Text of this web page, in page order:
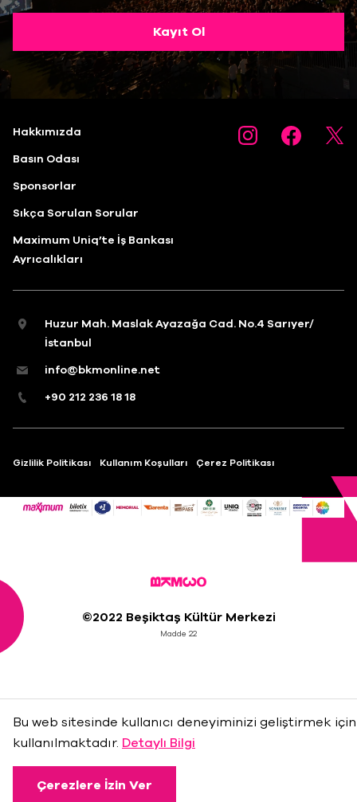
Kayıt Ol
Hakkımızda
Basın Odası
Sponsorlar
Sıkça Sorulan Sorular
Maximum Uniq’te İş Bankası
Ayrıcalıkları
Huzur Mah. Maslak Ayazağa Cad. No.4 Sarıyer/
İstanbul
info@bkmonline.net
+90 212 236 18 18
Gizlilik Politikası Kullanım Koşulları Çerez Politikası
©2022 Beşiktaş Kültür Merkezi
Madde 22
Bu web sitesinde kullanıcı deneyiminizi geliştirmek
kullanılmaktadır. Detaylı Bilgi
Çerezlere İzin Ver